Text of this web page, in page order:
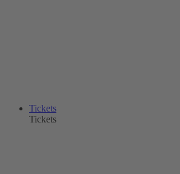
Tickets
Tickets